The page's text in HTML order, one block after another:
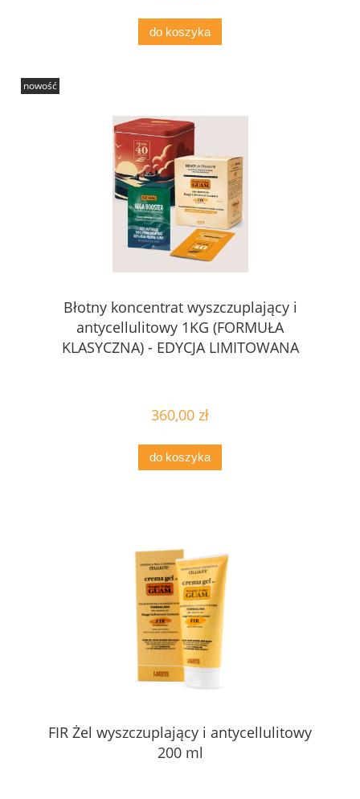
do koszyka
Błotny koncentrat wyszczuplający i
antycellulitowy 1KG (FORMUŁA
KLASYCZNA) - EDYCJA LIMITOWANA
360,00 zł
do koszyka
nowość
FIR Żel wyszczuplający i antycellulitowy
200 ml